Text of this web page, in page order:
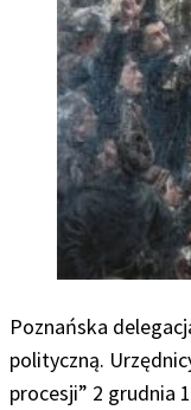
Poznańska
polityczną.
procesji” 2 grudnia